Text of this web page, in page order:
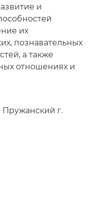
и
их
познавательных
а также
отношениях и
Пружанский г.